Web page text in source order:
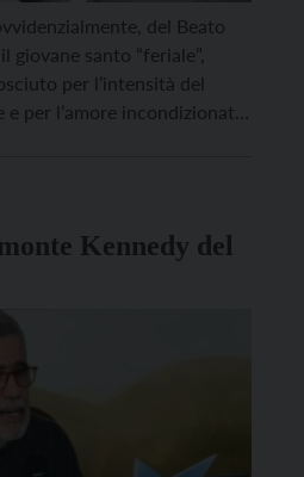
del Beato
giovane santo “feriale”,
per l’intensità del
per l’amore incondizionato
del